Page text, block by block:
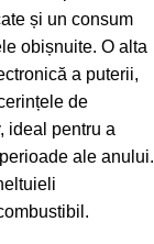
și un consum
obișnuite. O alta
a puterii,
de
ideal pentru a
ale anului.